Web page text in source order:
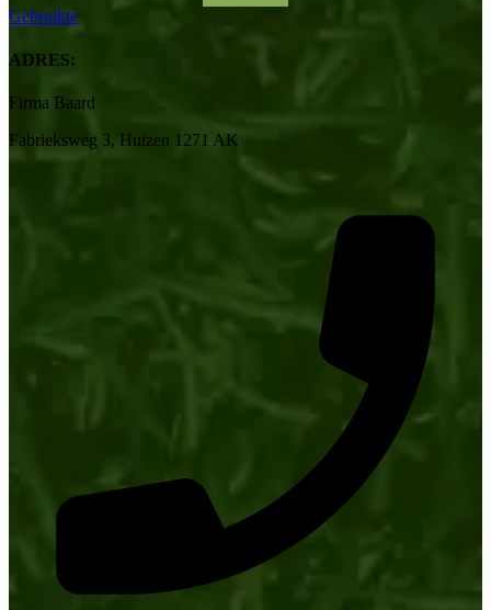
Gebruikte
ADRES:
Firma Baard
Fabrieksweg 3, Huizen 1271 AK